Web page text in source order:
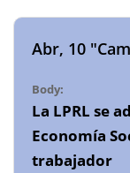
Abr, 10
Body:
La LPRL se
Economía
trabajador